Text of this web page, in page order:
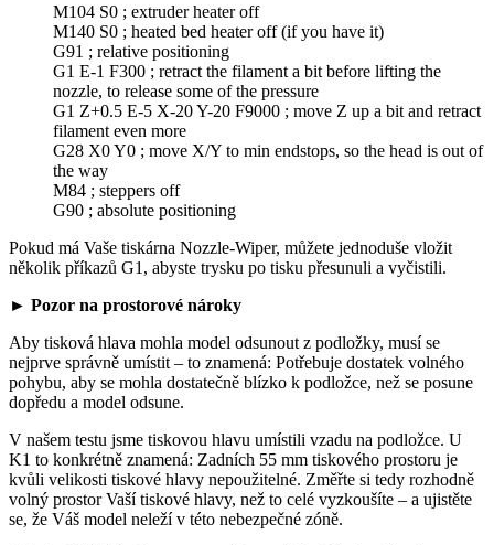
M104 S0 ; extruder heater off
M140 S0 ; heated bed heater off (if you have it)
G91 ; relative positioning
G1 E-1 F300 ; retract the filament a bit before lifting the
nozzle, to release some of the pressure
G1 Z+0.5 E-5 X-20 Y-20 F9000 ; move Z up a bit and retract
filament even more
G28 X0 Y0 ; move X/Y to min endstops, so the head is out of
the way
M84 ; steppers off
G90 ; absolute positioning
Pokud má Vaše tiskárna Nozzle-Wiper, můžete jednoduše vložit
několik příkazů G1, abyste trysku po tisku přesunuli a vyčistili.
► Pozor na prostorové nároky
Aby tisková hlava mohla model odsunout z podložky, musí se
nejprve správně umístit – to znamená: Potřebuje dostatek volného
pohybu, aby se mohla dostatečně blízko k podložce, než se posune
dopředu a model odsune.
V našem testu jsme tiskovou hlavu umístili vzadu na podložce. U
K1 to konkrétně znamená: Zadních 55 mm tiskového prostoru je
kvůli velikosti tiskové hlavy nepoužitelné. Změřte si tedy rozhodně
volný prostor Vaší tiskové hlavy, než to celé vyzkoušíte – a ujistěte
se, že Váš model neleží v této nebezpečné zóně.